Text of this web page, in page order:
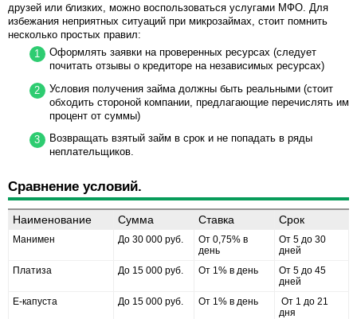
друзей или близких, можно воспользоваться услугами МФО. Для
избежания неприятных ситуаций при микрозаймах, стоит помнить
несколько простых правил:
Оформлять заявки на проверенных ресурсах (следует
почитать отзывы о кредиторе на независимых ресурсах)
Условия получения займа должны быть реальными (стоит
обходить стороной компании, предлагающие перечислять им
процент от суммы)
Возвращать взятый займ в срок и не попадать в ряды
неплательщиков.
Сравнение условий.
Наименование Сумма Ставка Срок
Манимен До 30 000 руб.
От 0,75% в
день
От 5 до 30
дней
Платиза
До 15 000 руб. От 1% в день
От 5 до 45
дней
Е-капуста
До 15 000 руб. От 1% в день
От 1 до 21
дня